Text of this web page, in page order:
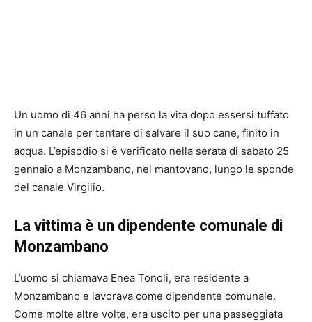
Un uomo di 46 anni ha perso la vita dopo essersi tuffato
in un canale per tentare di salvare il suo cane, finito in
acqua. L’episodio si è verificato nella serata di sabato 25
gennaio a Monzambano, nel mantovano, lungo le sponde
del canale Virgilio.
La vittima è un dipendente comunale di
Monzambano
L’uomo si chiamava Enea Tonoli, era residente a
Monzambano e lavorava come dipendente comunale.
Come molte altre volte, era uscito per una passeggiata